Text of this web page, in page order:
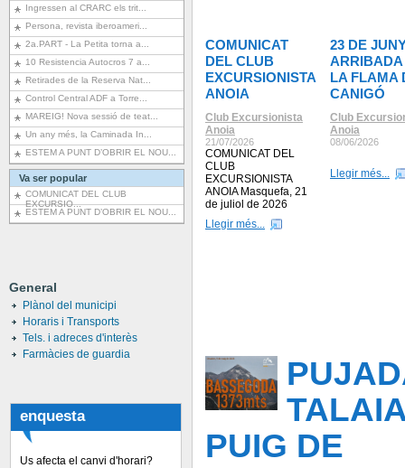
Ingressen al CRARC els trit...
Persona, revista iberoameri...
2a.PART - La Petita torna a...
10 Resistencia Autocros 7 a...
Retirades de la Reserva Nat...
Control Central ADF a Torre...
MAREIG! Nova sessió de teat...
Un any més, la Caminada In...
ESTEM A PUNT D’OBRIR EL NOU...
Va ser popular
COMUNICAT DEL CLUB
EXCURSIO...
ESTEM A PUNT D’OBRIR EL NOU...
General
Plànol del municipi
Horaris i Transports
Tels. i adreces d'interès
Farmàcies de guardia
enquesta
Us afecta el canvi d'horari?
COMUNICAT
DEL CLUB
EXCURSIONISTA
ANOIA
Club Excursionista
Anoia
21/07/2026
COMUNICAT DEL
CLUB
EXCURSIONISTA
ANOIA Masquefa, 21
de juliol de 2026
Llegir més...
23 DE
ARRIBADA
LA FLAMA
CANIGÓ
Club
Anoia
08/06/2026
Llegir més...
PUIG DE